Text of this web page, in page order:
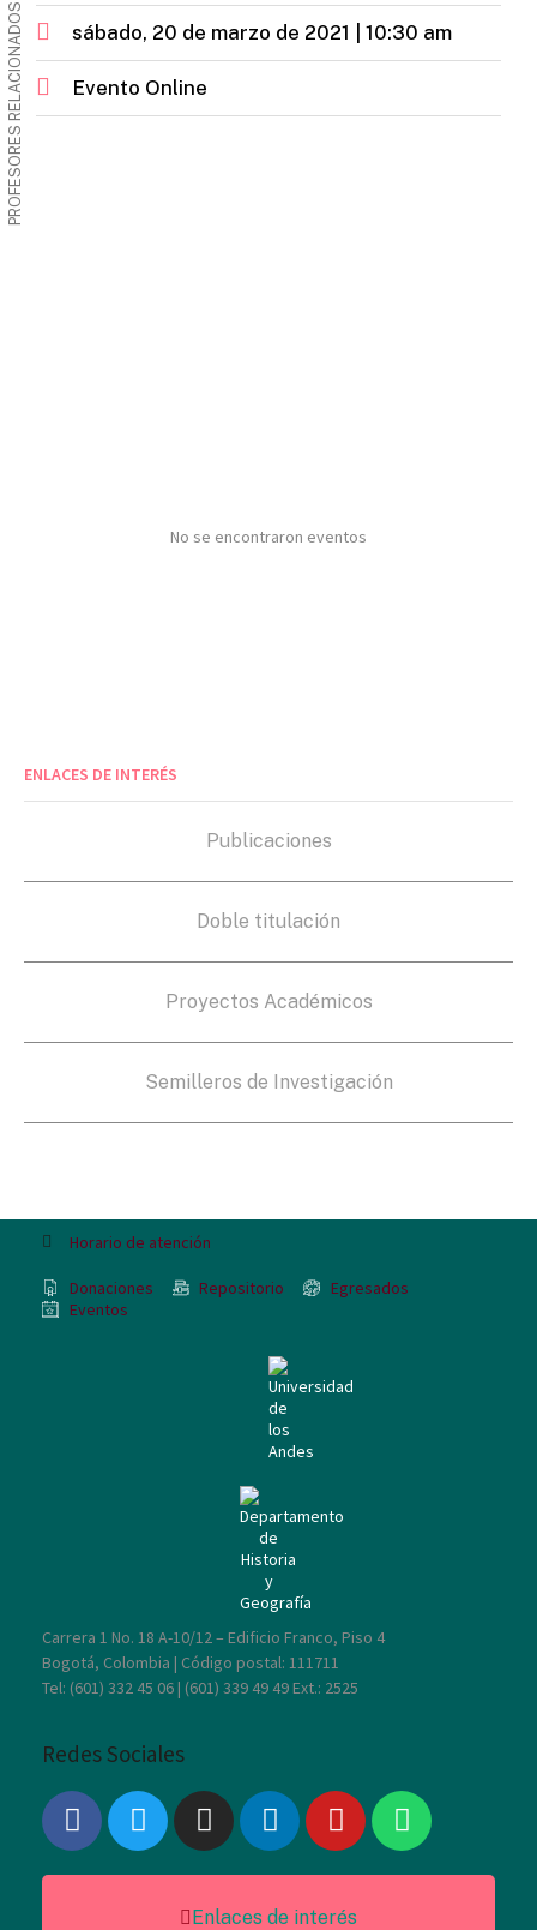
sábado, 20 de marzo de 2021 | 10:30 am
Evento Online
PROFESORES RELACIONADOS
No se encontraron eventos
ENLACES DE INTERÉS
Publicaciones
Doble titulación
Proyectos Académicos
Semilleros de Investigación
Horario de atención
Donaciones Repositorio
Egresados
Eventos
Carrera 1 No. 18 A-10/12 – Edificio Franco, Piso 4
Bogotá, Colombia | Código postal: 111711
Tel: (601) 332 45 06 | (601) 339 49 49 Ext.: 2525
Redes Sociales
Enlaces de interés